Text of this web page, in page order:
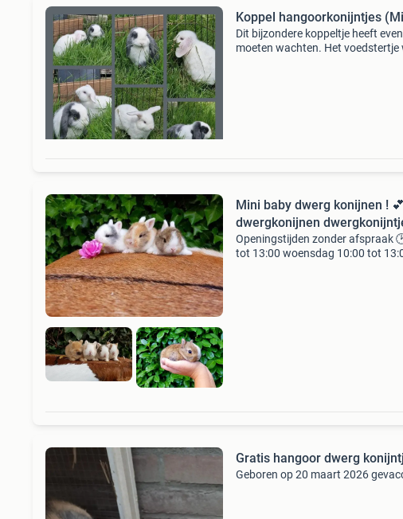
Koppel hangoorkonijntjes
Dit bijzondere koppeltje heeft
moeten wachten. Het voedstertje
Mini baby dwerg konijnen ! 💕
dwergkonijnen
Openingstijden zonder afspraak
tot 13:00 woensdag 10:00 tot
Gratis hangoor dwerg
Geboren op 20 maart 2026